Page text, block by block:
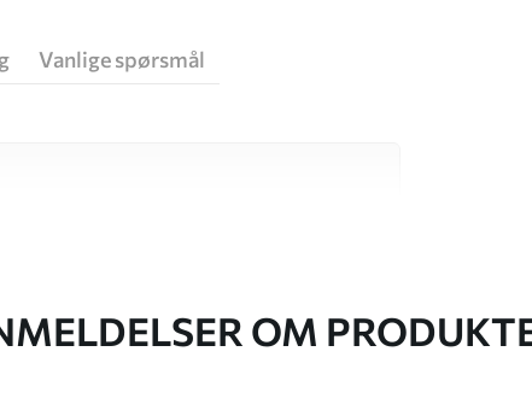
Vanlige spørsmål
OM